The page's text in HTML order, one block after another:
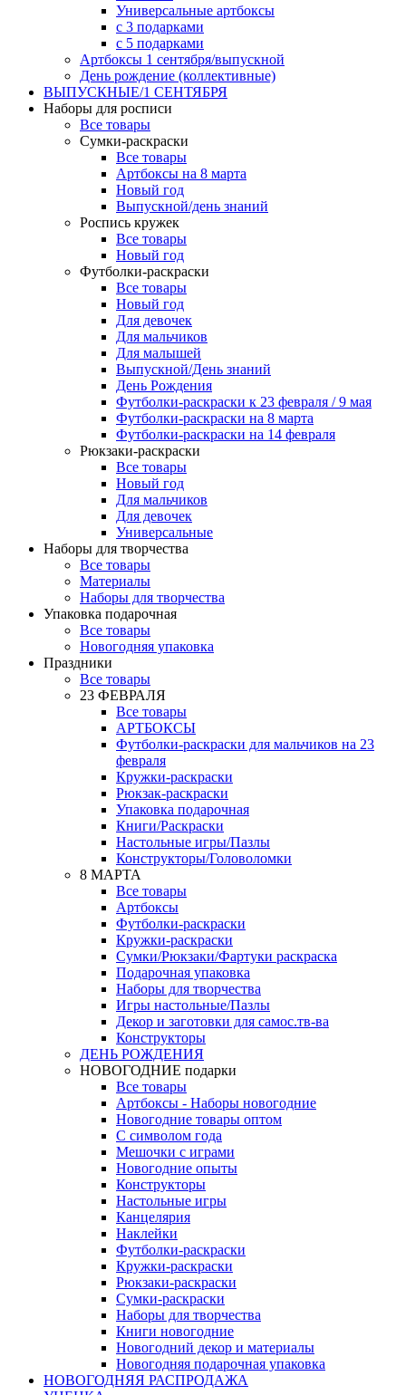
Универсальные артбоксы
с 3 подарками
с 5 подарками
Артбоксы 1 сентября/выпускной
День рождение (коллективные)
ВЫПУСКНЫЕ/1 СЕНТЯБРЯ
Наборы для росписи
Все товары
Сумки-раскраски
Все товары
Артбоксы на 8 марта
Новый год
Выпускной/день знаний
Роспись кружек
Все товары
Новый год
Футболки-раскраски
Все товары
Новый год
Для девочек
Для мальчиков
Для малышей
Выпускной/День знаний
День Рождения
Футболки-раскраски к 23 февраля / 9 мая
Футболки-раскраски на 8 марта
Футболки-раскраски на 14 февраля
Рюкзаки-раскраски
Все товары
Новый год
Для мальчиков
Для девочек
Универсальные
Наборы для творчества
Все товары
Материалы
Наборы для творчества
Упаковка подарочная
Все товары
Новогодняя упаковка
Праздники
Все товары
23 ФЕВРАЛЯ
Все товары
АРТБОКСЫ
Футболки-раскраски для мальчиков на 23
февраля
Кружки-раскраски
Рюкзак-раскраски
Упаковка подарочная
Книги/Раскраски
Настольные игры/Пазлы
Конструкторы/Головоломки
8 МАРТА
Все товары
Артбоксы
Футболки-раскраски
Кружки-раскраски
Сумки/Рюкзаки/Фартуки раскраска
Подарочная упаковка
Наборы для творчества
Игры настольные/Пазлы
Декор и заготовки для самос.тв-ва
Конструкторы
ДЕНЬ РОЖДЕНИЯ
НОВОГОДНИЕ подарки
Все товары
Артбоксы - Наборы новогодние
Новогодние товары оптом
С символом года
Мешочки с играми
Новогодние опыты
Конструкторы
Настольные игры
Канцелярия
Наклейки
Футболки-раскраски
Кружки-раскраски
Рюкзаки-раскраски
Сумки-раскраски
Наборы для творчества
Книги новогодние
Новогодний декор и материалы
Новогодняя подарочная упаковка
НОВОГОДНЯЯ РАСПРОДАЖА